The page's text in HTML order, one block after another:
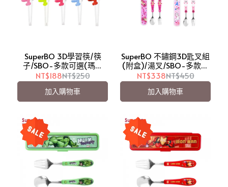
SuperBO 3D學習筷/筷
子/SBO-多款可選(瑪麗
貓/三眼怪/熊抱哥/茱蒂/尼
克)【愛吾兒】
NT$188NT$250
加入購物車
SuperBO 不鏽鋼3D匙叉組
(附盒)/湯叉/SBO-多款可
選(茱蒂/三眼怪/熊抱哥/瑪
麗貓)【愛吾兒】
NT$338NT$450
加入購物車